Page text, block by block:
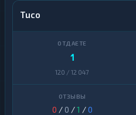
Tuco
1
120 / 12 047
0 / 0 /1 /0